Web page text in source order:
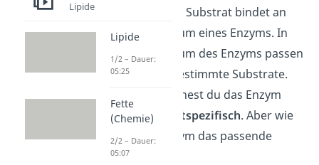
das genauso. Ein Substrat bindet an
das aktive Zentrum eines Enzyms. In
das aktive Zentrum des Enzyms passen
aber nur ganz bestimmte Substrate.
Deshalb bezeichnest du das Enzym
auch alssubstratspezifisch. Aber wie
erkennt das Enzym das passende
Substrat?
Lipide
Lipide
1/2 – Dauer:
05:25
Fette
(Chemie)
2/2 – Dauer:
05:07